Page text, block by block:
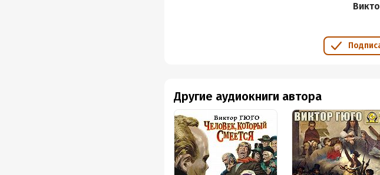
Другие аудиокниги автора